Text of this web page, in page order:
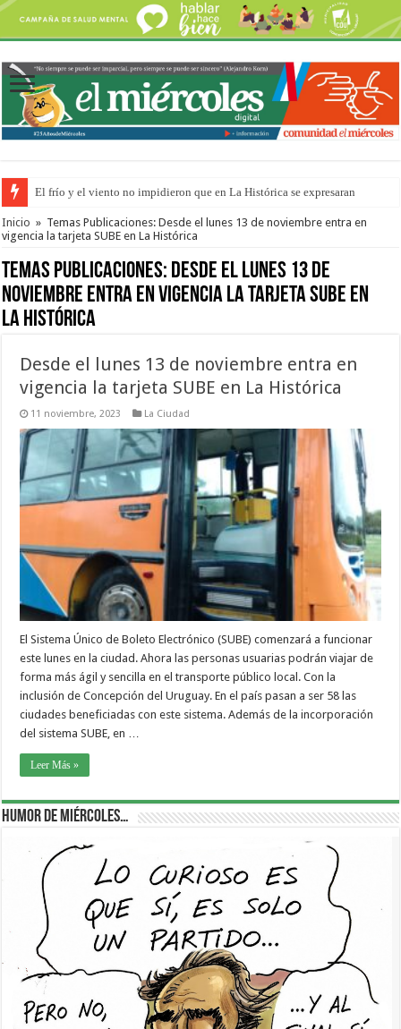
El frío y el viento no impidieron que en La Histórica se expresaran
OSER: Frigerio aseguró que mejoraron el servicio, redujeron el déficit en
Inicio » Temas Publicaciones: Desde el lunes 13 de noviembre entra en
vigencia la tarjeta SUBE en La Histórica
Temas Publicaciones: Desde el lunes 13 de
noviembre entra en vigencia la tarjeta SUBE en
La Histórica
Desde el lunes 13 de noviembre entra en
vigencia la tarjeta SUBE en La Histórica
11 noviembre, 2023 La Ciudad
El Sistema Único de Boleto Electrónico (SUBE) comenzará a funcionar
este lunes en la ciudad. Ahora las personas usuarias podrán viajar de
forma más ágil y sencilla en el transporte público local. Con la
inclusión de Concepción del Uruguay. En el país pasan a ser 58 las
ciudades beneficiadas con este sistema. Además de la incorporación
del sistema SUBE, en …
Leer Más »
Humor de Miércoles…